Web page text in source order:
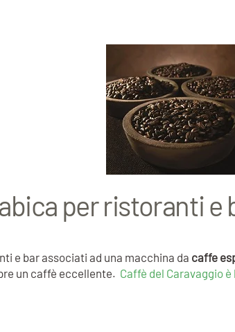
per ristoranti e
e bar associati ad una macchina da caffe
un caffè eccellente. Caffè del Caravaggio